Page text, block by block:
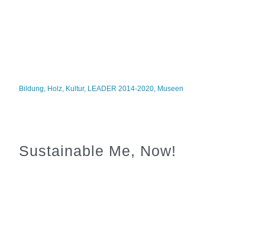
Bildung, Holz, Kultur, LEADER 2014-2020, Museen
Sustainable Me, Now!